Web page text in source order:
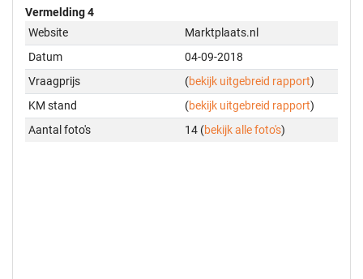
Vermelding 4
Website
Marktplaats.nl
Datum
04-09-2018
Vraagprijs
(bekijk uitgebreid rapport)
KM stand
(bekijk uitgebreid rapport)
Aantal foto's
14 (bekijk alle foto's)